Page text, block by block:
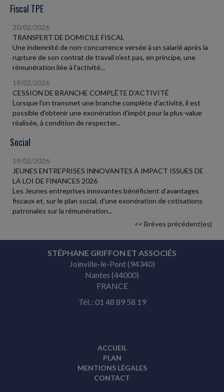
Fiscal TPE
20/02/2026
TRANSFERT DE DOMICILE FISCAL
Une indemnité de non-concurrence versée à un salarié après la
rupture de son contrat de travail n'est pas, en principe, une
rémunération liée à l'activité...
19/02/2026
CESSION DE BRANCHE COMPLÈTE D'ACTIVITÉ
Lorsque l'on transmet une branche complète d'activité, il est
possible d'obtenir une exonération d'impôt pour la plus-value
réalisée, à condition de respecter...
Social
19/02/2026
JEUNES ENTREPRISES INNOVANTES À IMPACT ISSUES DE
LA LOI DE FINANCES 2026
Les Jeunes entreprises innovantes bénéficient d'avantages
fiscaux et, sur le plan social, d'une exonération de cotisations
patronales sur la rémunération...
<< Brèves précédent(es)
STÉPHANE GRIFFON ET ASSOCIÉS
Joinville-le-Pont (94340)
Nantes (44000)
FRANCE
Tél. : 01 48 89 58 19
ACCUEIL
PLAN
MENTIONS LÉGALES
CONTACT